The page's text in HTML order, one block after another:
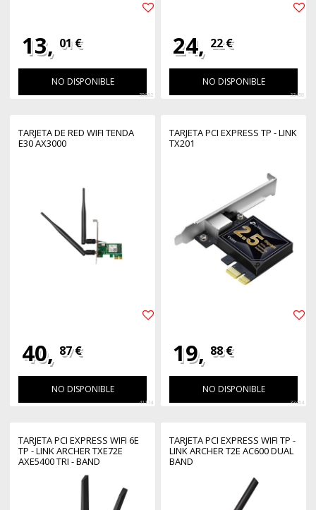
13, 01 €
NO DISPONIBLE
39682
24, 22 €
NO DISPONIBLE
33458
TARJETA DE RED WIFI TENDA
E30 AX3000
40, 87 €
NO DISPONIBLE
41174
TARJETA PCI EXPRESS TP - LINK
TX201
19, 88 €
NO DISPONIBLE
33454
TARJETA PCI EXPRESS WIFI 6E
TP - LINK ARCHER TXE72E
AXE5400 TRI - BAND
TARJETA PCI EXPRESS WIFI TP -
LINK ARCHER T2E AC600 DUAL
BAND